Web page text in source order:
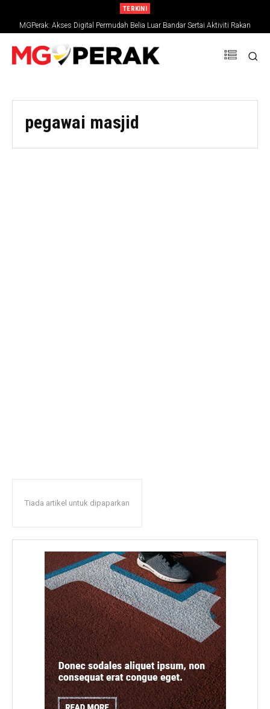
TERKINI
MGPerak: Akses Digital Permudah Belia Luar Bandar Sertai Aktiviti Rakan
Muda
pegawai masjid
Tiada artikel untuk dipaparkan